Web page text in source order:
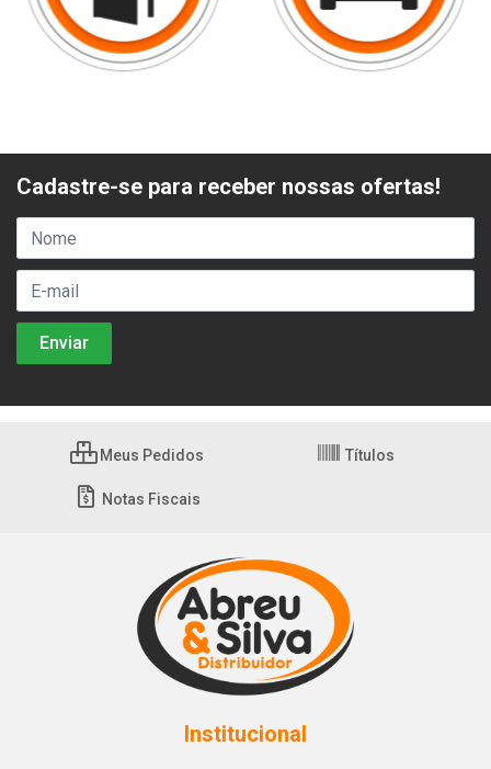
Cadastre-se para receber nossas ofertas!
Meus Pedidos Títulos
Notas Fiscais
Institucional